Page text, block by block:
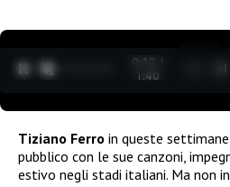
0:12 /
1:40
Tiziano Ferro in queste
pubblico con le sue canzoni,
estivo negli stadi italiani. Ma non